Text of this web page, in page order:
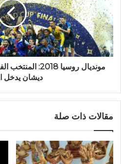
مونديال روسيا
ديشان يدخل
مقالات ذات صلة